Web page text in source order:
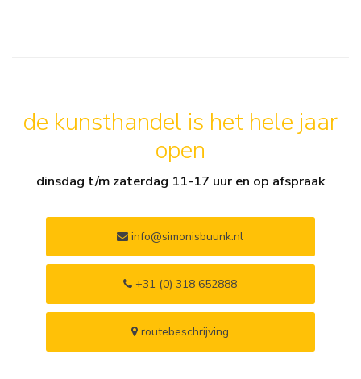
de kunsthandel is het hele jaar
open
dinsdag t/m zaterdag 11-17 uur en op afspraak
info@simonisbuunk.nl
+31 (0) 318 652888
routebeschrijving